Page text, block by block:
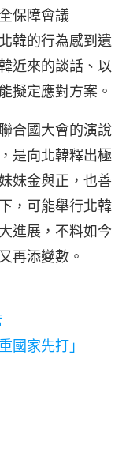
保障會議
韓的行為感到遺
近來的談話、以
擬定應對方案。
合國大會的演說
是向北韓釋出極
妹金與正，也善
，可能舉行北韓
進展，不料如今
再添變數。
國家先打」